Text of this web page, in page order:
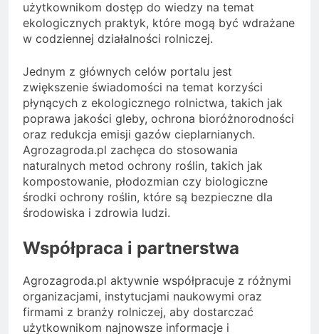
użytkownikom dostęp do wiedzy na temat
ekologicznych praktyk, które mogą być wdrażane
w codziennej działalności rolniczej.
Jednym z głównych celów portalu jest
zwiększenie świadomości na temat korzyści
płynących z ekologicznego rolnictwa, takich jak
poprawa jakości gleby, ochrona bioróżnorodności
oraz redukcja emisji gazów cieplarnianych.
Agrozagroda.pl zachęca do stosowania
naturalnych metod ochrony roślin, takich jak
kompostowanie, płodozmian czy biologiczne
środki ochrony roślin, które są bezpieczne dla
środowiska i zdrowia ludzi.
Współpraca i partnerstwa
Agrozagroda.pl aktywnie współpracuje z różnymi
organizacjami, instytucjami naukowymi oraz
firmami z branży rolniczej, aby dostarczać
użytkownikom najnowsze informacje i